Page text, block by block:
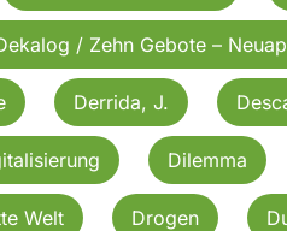
/ Zehn Gebote –
Derrida, J.
Dilemma
Welt Drogen